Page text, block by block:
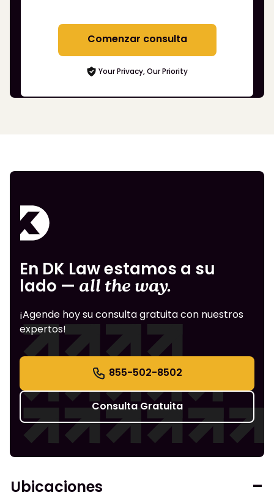
Comenzar consulta
Your Privacy, Our Priority
En DK Law estamos a su
lado — all the way.
¡Agende hoy su consulta gratuita con nuestros
expertos!
855-502-8502
Consulta Gratuita
Ubicaciones